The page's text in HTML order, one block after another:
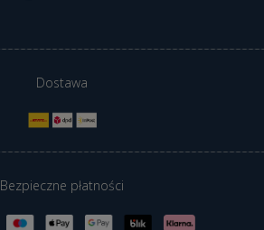
Bezpieczne płatności
Dostawa